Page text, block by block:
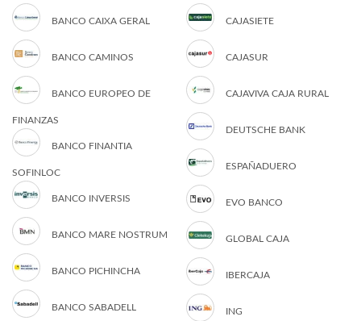
BANCO CAIXA GERAL
BANCO CAMINOS
BANCO EUROPEO DE
FINANZAS
BANCO FINANTIA
SOFINLOC
BANCO INVERSIS
BANCO MARE NOSTRUM
BANCO PICHINCHA
BANCO SABADELL
CAJASIETE
CAJASUR
CAJAVIVA CAJA RURAL
DEUTSCHE BANK
ESPAÑADUERO
EVO BANCO
GLOBAL CAJA
IBERCAJA
ING